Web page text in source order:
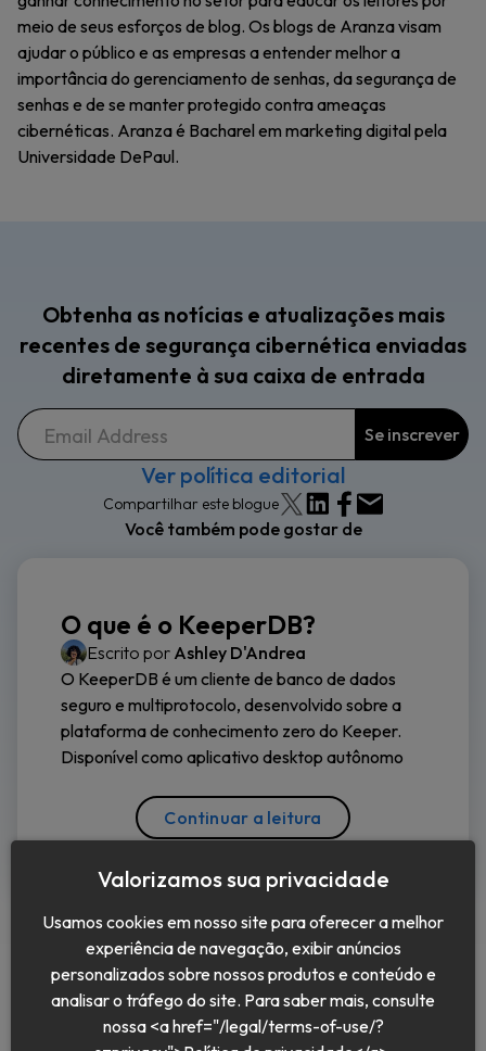
meio de seus esforços de blog. Os blogs de Aranza visam
ajudar o público e as empresas a entender melhor a
importância do gerenciamento de senhas, da segurança de
senhas e de se manter protegido contra ameaças
cibernéticas. Aranza é Bacharel em marketing digital pela
Universidade DePaul.
Obtenha as notícias e atualizações mais
recentes de segurança cibernética enviadas
diretamente à sua caixa de entrada
Ver política editorial
Compartilhar este blogue
Você também pode gostar de
O que é o KeeperDB?
Escrito por Ashley D'Andrea
O KeeperDB é um cliente de banco de dados
seguro e multiprotocolo, desenvolvido sobre a
plataforma de conhecimento zero do Keeper.
Disponível como aplicativo desktop autônomo
Continuar a leitura
Português (BR)
Valorizamos sua privacidade
Usamos cookies em nosso site para oferecer a melhor
experiência de navegação, exibir anúncios
personalizados sobre nossos produtos e conteúdo e
analisar o tráfego do site. Para saber mais, consulte
nossa <a href="/legal/terms-of-use/?